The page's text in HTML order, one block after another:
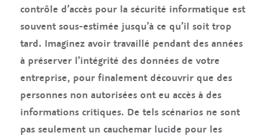
contrôle d’accès pour la sécurité informatique est
souvent sous-estimée jusqu’à ce qu’il soit trop
tard. Imaginez avoir travaillé pendant des années
à préserver l’intégrité des données de votre
entreprise, pour finalement découvrir que des
personnes non autorisées ont eu accès à des
informations critiques. De tels scénarios ne sont
pas seulement un cauchemar lucide pour les